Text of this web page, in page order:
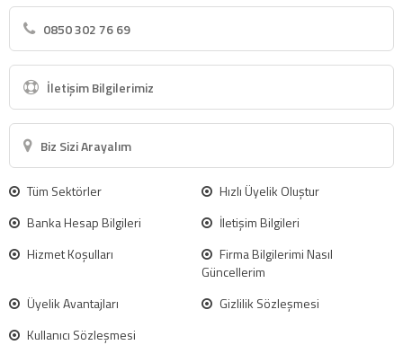
0850 302 76 69
İletişim Bilgilerimiz
Biz Sizi Arayalım
Tüm Sektörler
Hızlı Üyelik Oluştur
Banka Hesap Bilgileri
İletişim Bilgileri
Hizmet Koşulları
Firma Bilgilerimi Nasıl
Güncellerim
Üyelik Avantajları
Gizlilik Sözleşmesi
Kullanıcı Sözleşmesi